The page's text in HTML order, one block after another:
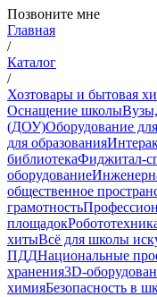
Позвоните мне
Главная
/
Каталог
/
Хозтовары и бытовая
Оснащение школы
(ДОУ)Оборудование
для образования
библиотекаФиджитал-
оборудование
общественное
грамотность
площадок
хитыВсё для школы
ПДДНациональные
хранения3D-
химияБезопасность в